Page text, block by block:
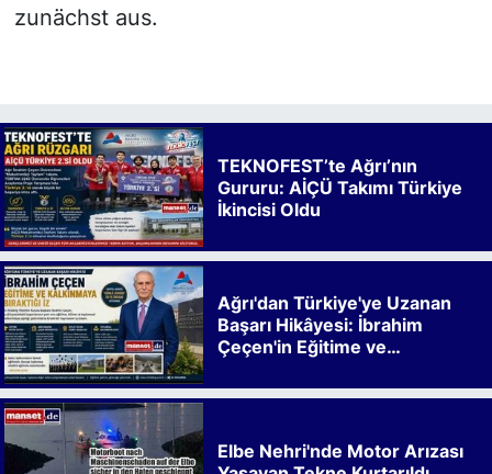
zunächst aus.
TEKNOFEST’te Ağrı’nın
Gururu: AİÇÜ Takımı Türkiye
İkincisi Oldu
Ağrı'dan Türkiye'ye Uzanan
Başarı Hikâyesi: İbrahim
Çeçen'in Eğitime ve
Elbe Nehri'nde Motor Arızası